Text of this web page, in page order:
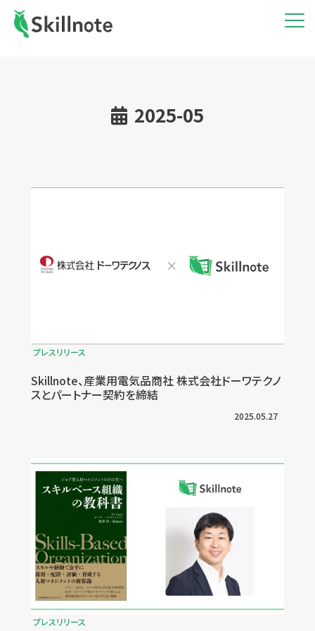
2025-05
プレスリリース
Skillnote、産業用電気品商社 株式会社ドーワテクノ
スとパートナー契約を締結
2025.05.27
プレスリリース